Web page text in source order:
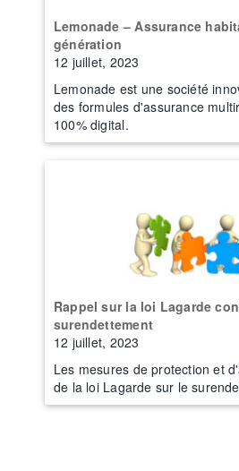
Lemonade – Assurance
génération
12 juillet, 2023
Lemonade est une société
des formules d'assurance
100% digital.
Rappel sur la loi Lagarde
surendettement
12 juillet, 2023
Les mesures de protection et
de la loi Lagarde sur le